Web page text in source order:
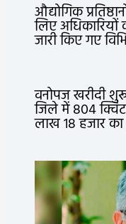
औद्योगिक
लिए अधिकारियों
जारी किए गए
वनोपज खरीदी
जिले में 804
लाख 18 हजार